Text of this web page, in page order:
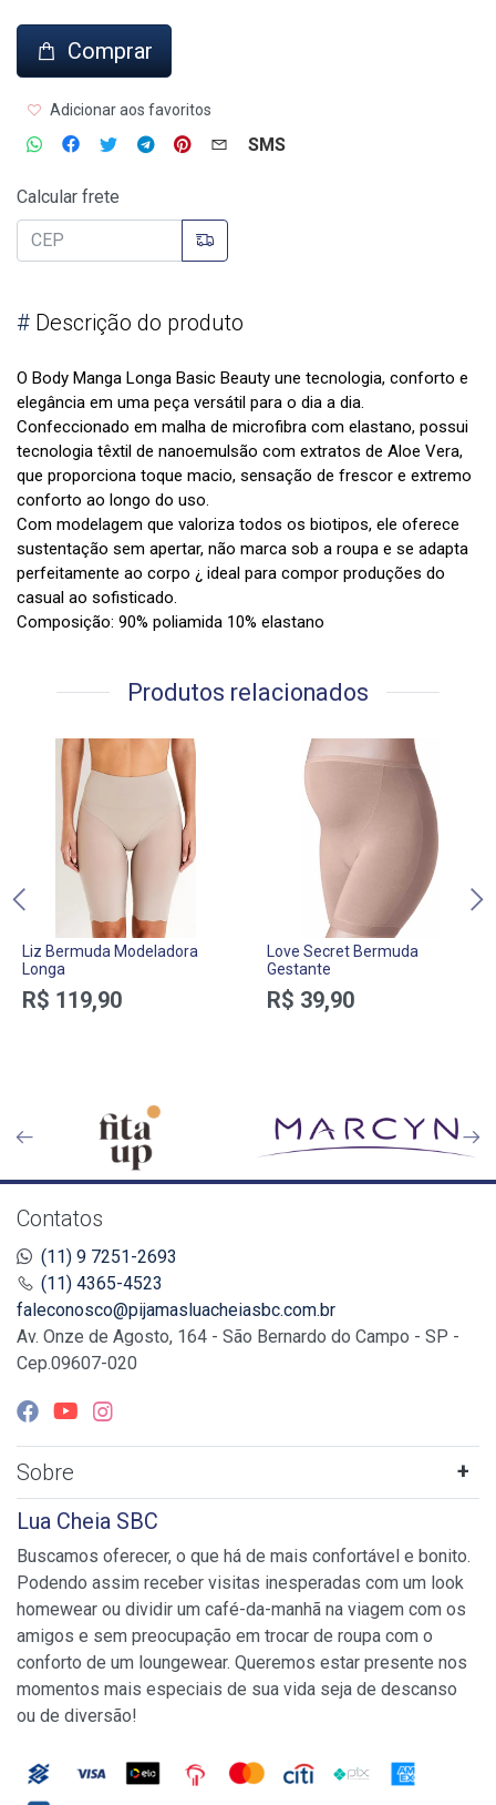
Comprar
Adicionar aos favoritos
SMS
Calcular frete
# Descrição do produto
O Body Manga Longa Basic Beauty une tecnologia, conforto e
elegância em uma peça versátil para o dia a dia.
Confeccionado em malha de microfibra com elastano, possui
tecnologia têxtil de nanoemulsão com extratos de Aloe Vera,
que proporciona toque macio, sensação de frescor e extremo
conforto ao longo do uso.
Com modelagem que valoriza todos os biotipos, ele oferece
sustentação sem apertar, não marca sob a roupa e se adapta
perfeitamente ao corpo ¿ ideal para compor produções do
casual ao sofisticado.
Composição: 90% poliamida 10% elastano
Produtos relacionados
Liz Bermuda Modeladora
Longa
R$ 119,90
Love Secret Bermuda
Gestante
R$ 39,90
Contatos
(11) 9 7251-2693
(11) 4365-4523
faleconosco@pijamasluacheiasbc.com.br
Av. Onze de Agosto, 164 - São Bernardo do Campo - SP -
Cep.09607-020
Sobre
Lua Cheia SBC
Buscamos oferecer, o que há de mais confortável e bonito.
Podendo assim receber visitas inesperadas com um look
homewear ou dividir um café-da-manhã na viagem com os
amigos e sem preocupação em trocar de roupa com o
conforto de um loungewear. Queremos estar presente nos
momentos mais especiais de sua vida seja de descanso
ou de diversão!